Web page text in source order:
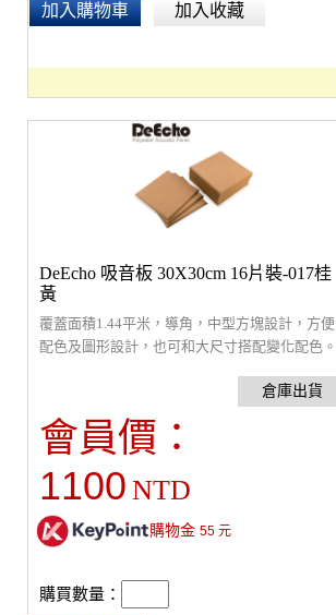
加入購物車 加入收藏
DeEcho 吸音板 30X30cm 16片裝-017桂
黃
覆蓋面積1.44平米，導角，中型方塊設計，方便
配色及圖形設計，也可和大尺寸搭配變化配色。
材質，吸收中高音頻，改善室內回音問題，裝飾
性高，通過環保及防焰檢驗。原絲防焰，採防焰
原料製造，非浸泡藥劑防焰，提供長久穩定的防
以上)
會員價：
1100 NTD
購物金 55元
購買數量：